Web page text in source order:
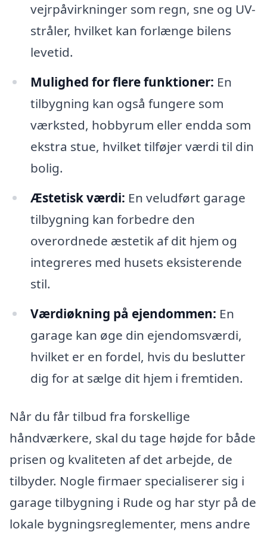
vejrpåvirkninger som regn, sne og UV-
stråler, hvilket kan forlænge bilens
levetid.
Mulighed for flere funktioner: En
tilbygning kan også fungere som
værksted, hobbyrum eller endda som
ekstra stue, hvilket tilføjer værdi til din
bolig.
Æstetisk værdi: En veludført garage
tilbygning kan forbedre den
overordnede æstetik af dit hjem og
integreres med husets eksisterende
stil.
Værdiøkning på ejendommen: En
garage kan øge din ejendomsværdi,
hvilket er en fordel, hvis du beslutter
dig for at sælge dit hjem i fremtiden.
Når du får tilbud fra forskellige
håndværkere, skal du tage højde for både
prisen og kvaliteten af det arbejde, de
tilbyder. Nogle firmaer specialiserer sig i
garage tilbygning i Rude og har styr på de
lokale bygningsreglementer, mens andre